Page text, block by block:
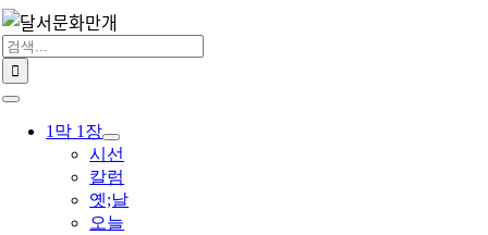
콘
텐
츠
로
검
색:
Toggle
Navigation1막 1장
시선
칼럼
옛;날
오늘